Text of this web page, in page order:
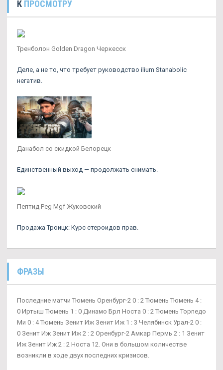
К ПРОСМОТРУ
Тренболон Golden Dragon Черкесск
Деле, а не то, что требует руководство ilium Stanabolic
негатив.
Данабол со скидкой Белорецк
Единственный выход — продолжать снимать.
Пептид Peg Mgf Жуковский
Продажа Троицк: Курс стероидов прав.
ФРАЗЫ
Последние матчи Тюмень Оренбург-2 0 : 2 Тюмень Тюмень 4 :
0 Иртыш Тюмень 1 : 0 Динамо Брл Носта 0 : 2 Тюмень Торпедо
Ми 0 : 4 Тюмень Зенит Иж Зенит Иж 1 : 3 Челябинск Урал-2 0 :
0 Зенит Иж Зенит Иж 2 : 2 Оренбург-2 Амкар Пермь 2 : 1 Зенит
Иж Зенит Иж 2 : 2 Носта 12. Они в большом количестве
возникли в ходе двух последних кризисов.